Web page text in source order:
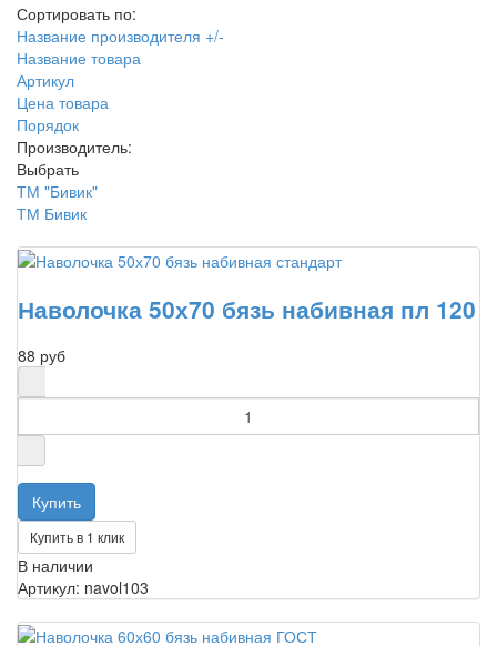
Сортировать по:
Название производителя +/-
Название товара
Артикул
Цена товара
Порядок
Производитель:
Выбрать
ТМ "Бивик"
ТМ Бивик
Наволочка 50х70 бязь набивная пл 120
88 руб
Купить в 1 клик
В наличии
Артикул: navol103